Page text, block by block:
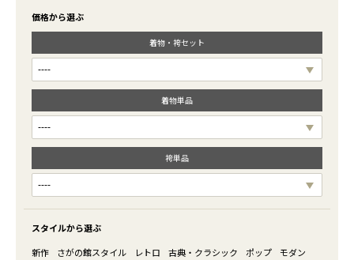
価格から選ぶ
着物・袴セット
着物単品
袴単品
スタイルから選ぶ
新作
さがの館スタイル レトロ 古典・クラシック ポップ
モダン